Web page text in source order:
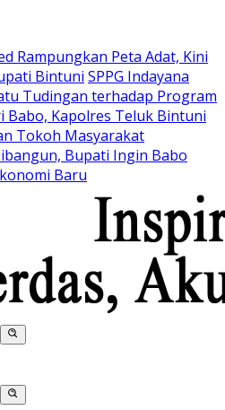
Rampungkan Peta Adat, Kini
Bintuni SPPG Indayana
Tudingan terhadap Program
Babo, Kapolres Teluk Bintuni
Tokoh Masyarakat
Bupati Ingin Babo
Baru